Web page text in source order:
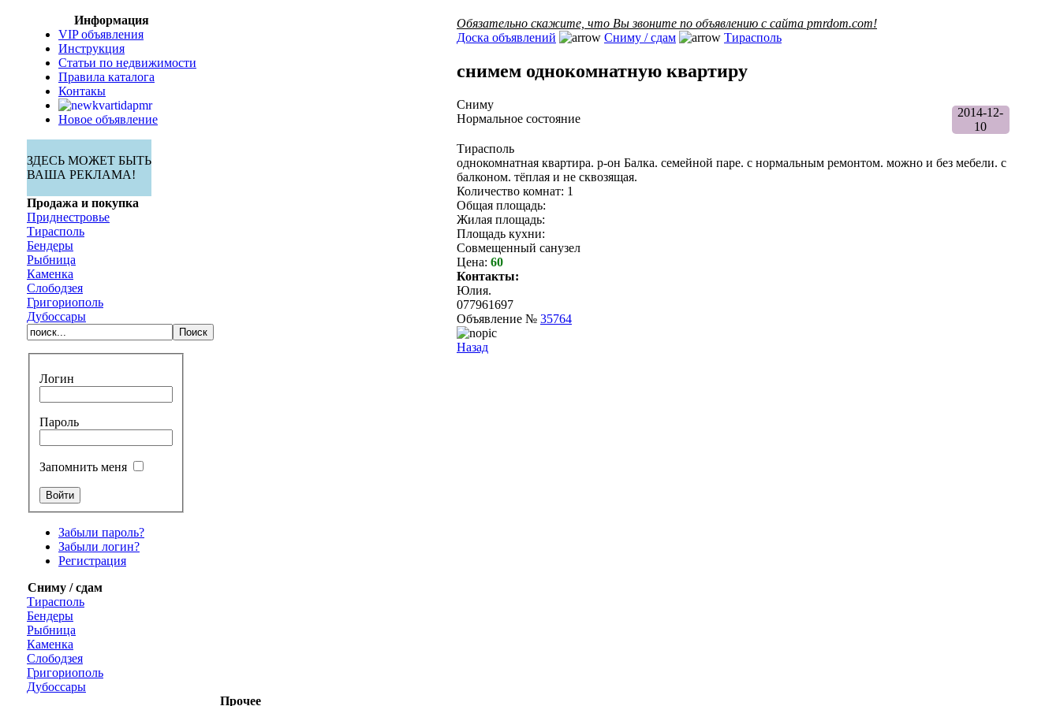
Информация
VIP объявления
Инструкция
Статьи по недвижимости
Правила каталога
Контакы
Новое объявление
ЗДЕСЬ МОЖЕТ БЫТЬ
ВАША РЕКЛАМА!
Продажа и покупка
Приднестровье
Тирасполь
Бендеры
Рыбница
Каменка
Слободзея
Григориополь
Дубоссары
Логин
Пароль
Запомнить меня
Забыли пароль?
Забыли логин?
Регистрация
Сниму / сдам
Тирасполь
Бендеры
Рыбница
Каменка
Слободзея
Григориополь
Дубоссары
Прочее
Обязательно скажите, что Вы звоните по объявлению с сайта pmrdom.com!
Доска объявлений
Сниму / сдам Тирасполь
снимем однокомнатную квартиру
Сниму
Нормальное состояние
2014-12-
10
Тирасполь
однокомнатная квартира. р-он Балка. семейной паре. с нормальным ремонтом. можно и без мебели. с
балконом. тёплая и не сквозящая.
Количество комнат: 1
Общая площадь:
Жилая площадь:
Площадь кухни:
Совмещенный санузел
Цена: 60
Контакты:
Юлия.
077961697
Объявление № 35764
Назад